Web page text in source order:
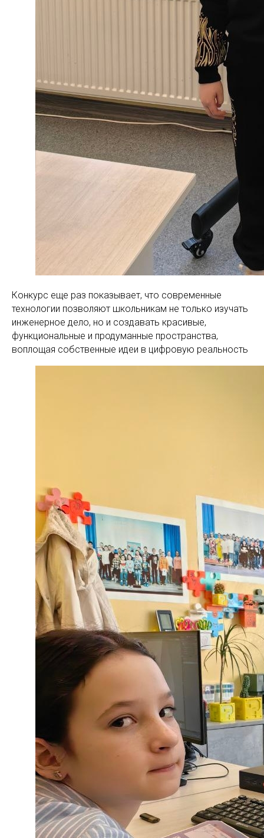
Конкурс еще раз показывает, что современные
технологии позволяют школьникам не только изучать
инженерное дело, но и создавать красивые,
функциональные и продуманные пространства,
воплощая собственные идеи в цифровую реальность